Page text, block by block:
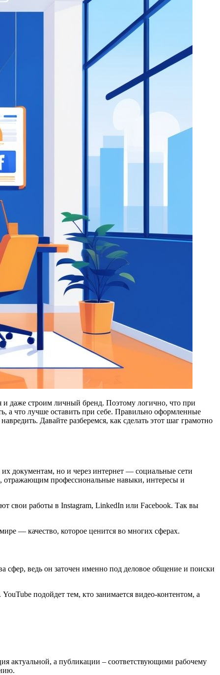
и даже строим личный бренд. Поэтому логично, что при
а что лучше оставить при себе. Правильно оформленные
Давайте разберемся, как сделать этот шаг грамотно
документам, но и через интернет — социальные сети
отражающим профессиональные навыки, интересы и
свои работы в Instagram, LinkedIn или Facebook. Так вы
— качество, которое ценится во многих сферах.
ведь он заточен именно под деловое общение и поиски
подойдет тем, кто занимается видео-контентом, а
актуальной, а публикации – соответствующими рабочему